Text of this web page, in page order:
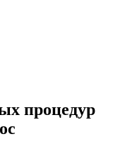
процедур